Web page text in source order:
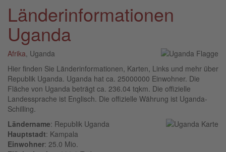
Länderinformationen
Uganda
Afrika , Uganda
Hier finden Sie Länderinformationen, Karten, Links und mehr über
Republik Uganda. Uganda hat ca. 25000000 Einwohner. Die
Fläche von Uganda beträgt ca. 236.04 tqkm. Die offizielle
Landessprache ist Englisch. Die offizielle Währung ist Uganda-
Schilling.
Ländername: Republik Uganda
Hauptstadt: Kampala
Einwohner: 25.0 Mio.